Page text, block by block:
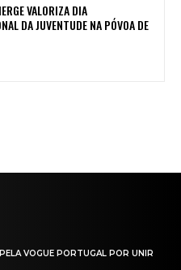
VALORIZA DIA
DA JUVENTUDE NA PÓVOA DE
VOGUE PORTUGAL POR UNIR